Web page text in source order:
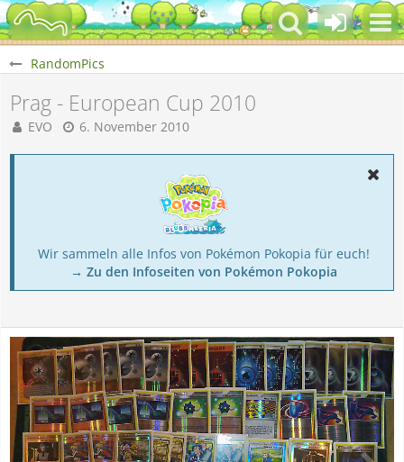
RandomPics
Prag - European Cup 2010
EVO 6. November 2010
Wir sammeln alle Infos von Pokémon Pokopia für euch!
→ Zu den Infoseiten von Pokémon Pokopia